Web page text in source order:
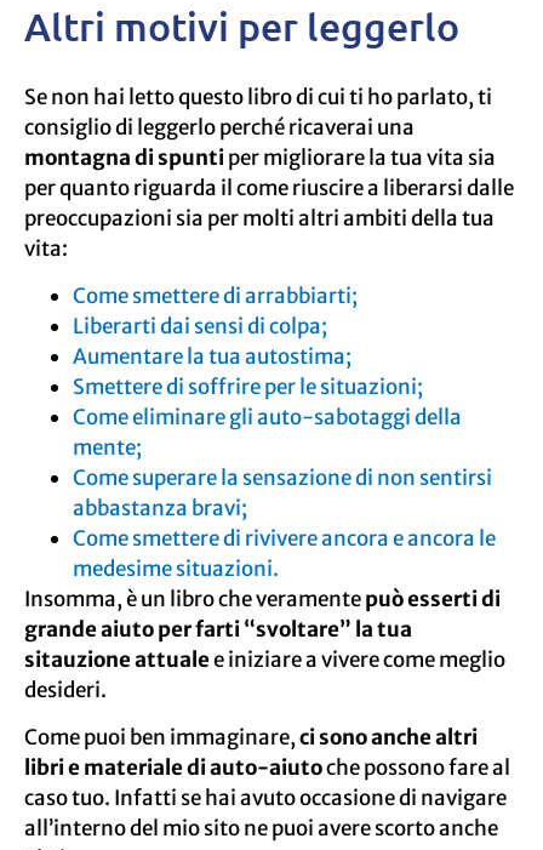
Altri motivi per leggerlo
Se non hai letto questo libro di cui ti ho parlato, ti
consiglio di leggerlo perché ricaverai una
montagna di spuntiper migliorare la tua vita sia
per quanto riguarda il come riuscire a liberarsi dalle
preoccupazioni sia per molti altri ambiti della tua
vita:
Come smettere di arrabbiarti;
Liberarti dai sensi di colpa;
Aumentare la tua autostima;
Smettere di soffrire per le situazioni;
Come eliminare gli auto-sabotaggi della
mente;
Come superare la sensazione di non sentirsi
abbastanza bravi;
Come smettere di rivivere ancora e ancora le
medesime situazioni.
Insomma, è un libro che veramentepuò esserti di
grande aiuto per farti “svoltare” la tua
sitauzione attualee iniziare a vivere come meglio
desideri.
Come puoi ben immaginare,ci sono anche altri
libri e materiale di auto-aiutoche possono fare al
caso tuo. Infatti se hai avuto occasione di navigare
all’interno del mio sito ne puoi avere scorto anche